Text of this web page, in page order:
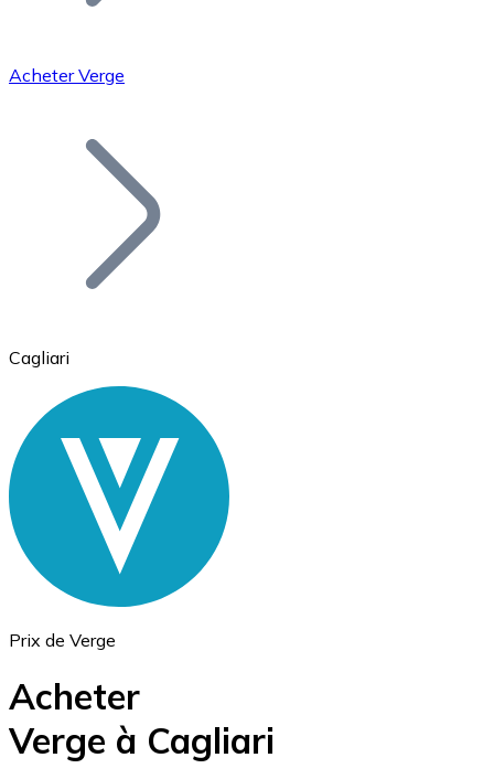
Bitcoin
Ethereum
Acheter Verge
Cagliari
Prix de Verge
Acheter
Verge à Cagliari